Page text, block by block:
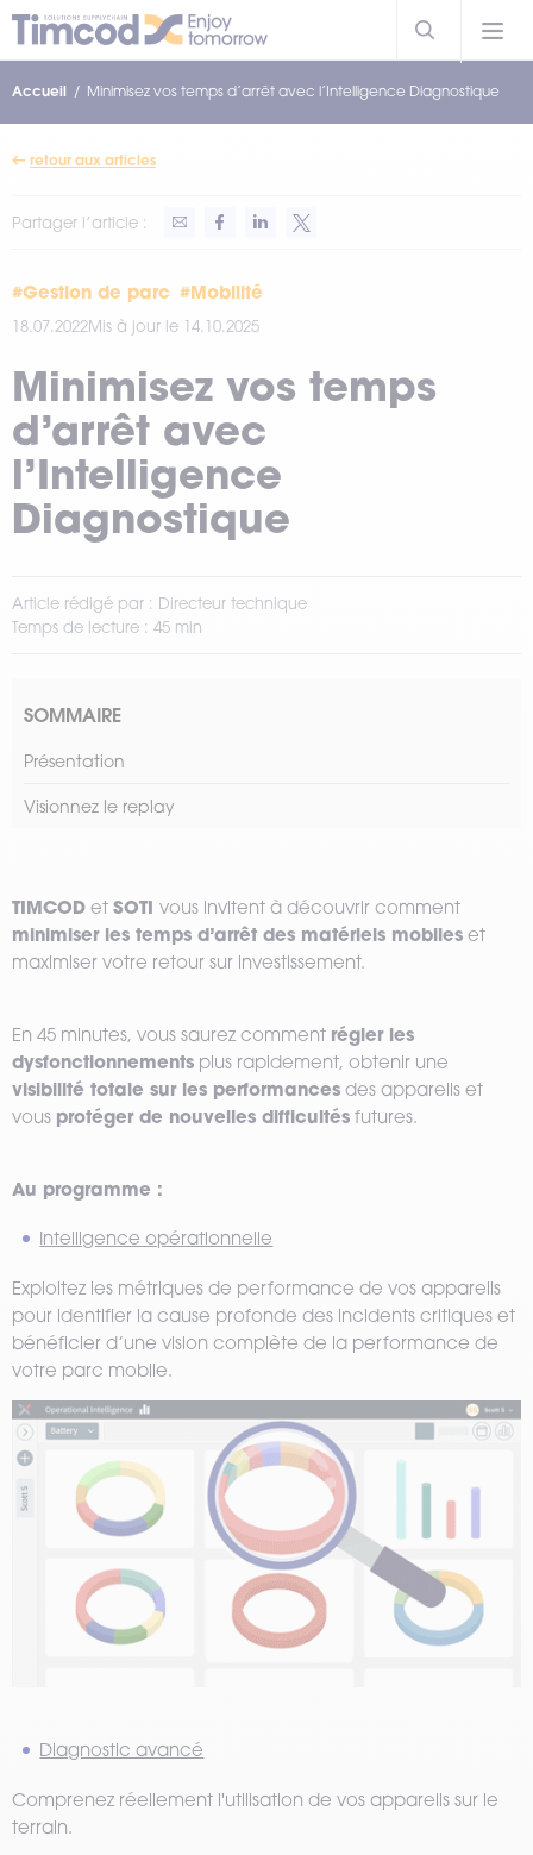
Accueil Minimisez vos temps d’arrêt avec l’Intelligence Diagnostique
retour aux articles
Partager l’article :
#Gestion de parc #Mobilité
18.07.2022Mis à jour le 14.10.2025
Minimisez vos temps
d’arrêt avec
l’Intelligence
Diagnostique
Article rédigé par : Directeur technique
Temps de lecture : 45 min
SOMMAIRE
Présentation
Visionnez le replay
TIMCOD et SOTI vous invitent à découvrir comment
minimiser les temps d’arrêt des matériels mobiles et
maximiser votre retour sur investissement.
En 45 minutes, vous saurez comment régler les
dysfonctionnements plus rapidement, obtenir une
visibilité totale sur les performances des appareils et
vous protéger de nouvelles difficultés futures.
Au programme :
Intelligence opérationnelle
Exploitez les métriques de performance de vos appareils
pour identifier la cause profonde des incidents critiques et
bénéficier d’une vision complète de la performance de
votre parc mobile.
Diagnostic avancé
Comprenez réellement l'utilisation de vos appareils sur le
terrain.